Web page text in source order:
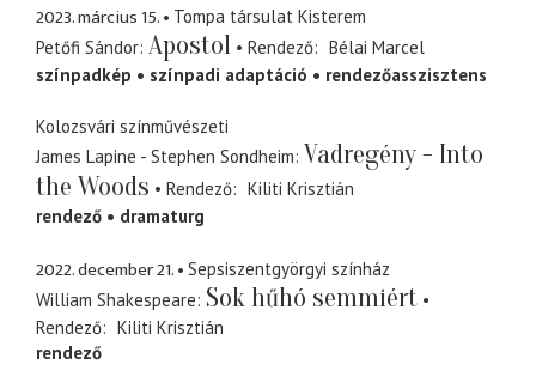
2023. március 15.
Tompa társulat Kisterem
Petőfi Sándor Apostol Rendező
Bélai Marcel
színpadkép
színpadi adaptáció rendezőasszisztens
Kolozsvári színművészeti
James Lapine - Stephen Sondheim Vadregény - Into
the Woods
Rendező
Kiliti Krisztián
rendező
dramaturg
2022. december 21.
Sepsiszentgyörgyi színház
William Shakespeare Sok hűhó semmiért
Rendező
Kiliti Krisztián
rendező